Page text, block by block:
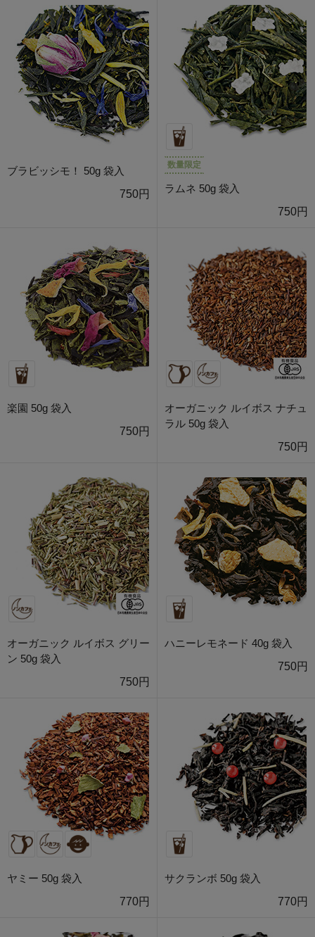
ブラビッシモ！ 50g 袋入
750円
数量限定
ラムネ 50g 袋入
750円
楽園 50g 袋入
750円
オーガニック ルイボス ナチュ
ラル 50g 袋入
750円
オーガニック ルイボス グリー
ン 50g 袋入
750円
ハニーレモネード 40g 袋入
750円
ヤミー 50g 袋入
770円
サクランボ 50g 袋入
770円